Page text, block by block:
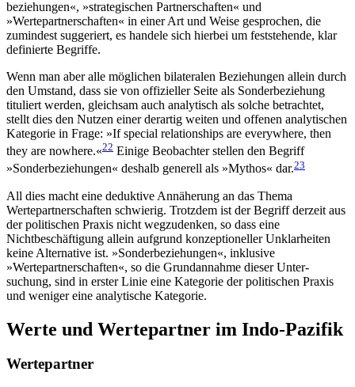
beziehungen«, »strategischen Partnerschaften« und
»Wertepartnerschaften« in einer Art und Weise gesprochen, die
zumindest suggeriert, es handele sich hierbei um feststehende, klar
defi­nierte Begriffe.
Wenn man aber alle möglichen bilateralen Beziehungen allein durch
den Umstand, dass sie von offi­zieller Seite als Sonderbeziehung
tituliert werden, gleichsam auch analytisch als solche betrachtet,
stellt dies den Nutzen einer derartig weiten und offe­nen ana­ly­tischen
Kategorie in Frage: »If special relation­ships are everywhere, then
they are nowhere.«22 Einige Be­ob­achter stellen den Begriff
»Sonderbeziehungen« des­halb generell als »Mythos« dar.23
All dies macht eine deduktive Annäherung an das Thema
Wertepartnerschaften schwierig. Trotzdem ist der Begriff derzeit aus
der politischen Praxis nicht wegzudenken, so dass eine
Nichtbeschäftigung allein aufgrund konzeptioneller Unklarheiten
keine Alter­native ist. »Sonderbeziehungen«, inklusive
»Wertepartnerschaften«, so die Grundannahme dieser Unter­
suchung, sind in erster Linie eine Kategorie der poli­ti­schen Praxis
und weniger eine analytische Kategorie.
Werte und Wertepartner im Indo-Pazifik
Wertepartner